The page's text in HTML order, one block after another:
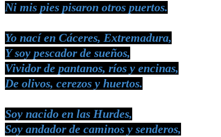
Ni mis pies pisaron otros puertos.
Yo nací en Cáceres, Extremadura,
Y soy pescador de sueños,
Vividor de pantanos, ríos y encinas,
De olivos, cerezos y huertos.
Soy nacido en las Hurdes,
Soy andador de caminos y senderos,